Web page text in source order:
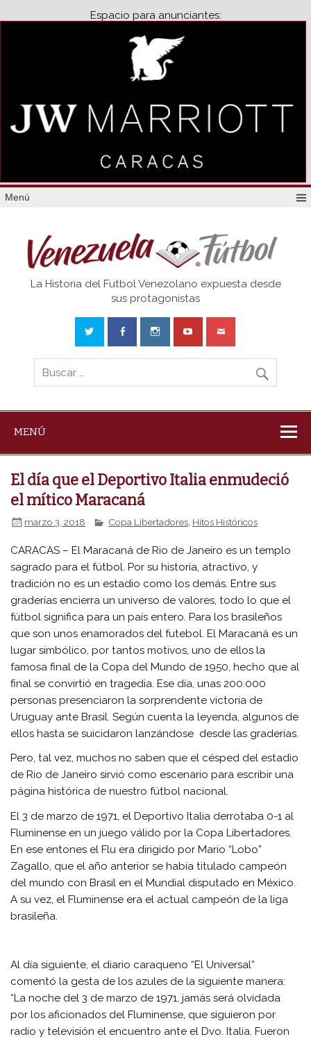
Espacio para anunciantes:
Menú
Venezuela
La Historia del Futbol Venezolano expuesta desde
sus protagonistas
MENÚ
El día que el Deportivo Italia enmudeció
el mítico Maracaná
marzo 3, 2018 Copa Libertadores Hitos Históricos
CARACAS – El Maracaná de Rio de Janeiro es un templo
sagrado para el fútbol. Por su historia, atractivo, y
tradición no es un estadio como los demás. Entre sus
graderías encierra un universo de valores, todo lo que el
fútbol significa para un país entero. Para los brasileños
que son unos enamorados del futebol. El Maracaná es un
lugar simbólico, por tantos motivos, uno de ellos la
famosa final de la Copa del Mundo de 1950, hecho que al
final se convirtió en tragedia. Ese día, unas 200.000
personas presenciaron la sorprendente victoria de
Uruguay ante Brasil. Según cuenta la leyenda, algunos de
ellos hasta se suicidaron lanzándose desde las graderías.
Pero, tal vez, muchos no saben que el césped del estadio
de Rio de Janeiro sirvió como escenario para escribir una
página histórica de nuestro fútbol nacional.
El 3 de marzo de 1971, el Deportivo Italia derrotaba 0-1 al
Fluminense en un juego válido por la Copa Libertadores.
En ese entones el Flu era dirigido por Mario “Lobo”
Zagallo, que el año anterior se había titulado campeón
del mundo con Brasil en el Mundial disputado en México.
A su vez, el Fluminense era el actual campeón de la liga
brasileña.
Al día siguiente, el diario caraqueno “El Universal”
comentó la gesta de los azules de la siguiente manera:
“La noche del 3 de marzo de 1971, jamás será olvidada
por los aficionados del Fluminense, que siguieron por
radio y televisión el encuentro ante el Dvo. Italia. Fueron